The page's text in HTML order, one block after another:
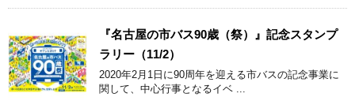
『名古屋の市バス90歳（祭）』記念スタンプ
ラリー（11/2）
2020年2月1日に90周年を迎える市バスの記念事業に
関して、中心行事となるイベ ...